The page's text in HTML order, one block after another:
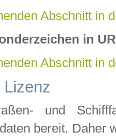
Abschnitt in
in
Abschnitt in
Lizenz
und
bereit. Daher